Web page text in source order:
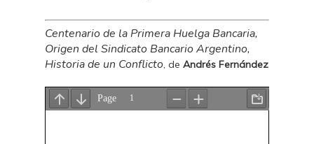
Centenario de la Primera Huelga Bancaria,
Origen del Sindicato Bancario Argentino,
Historia de un Conflicto, de Andrés Fernández